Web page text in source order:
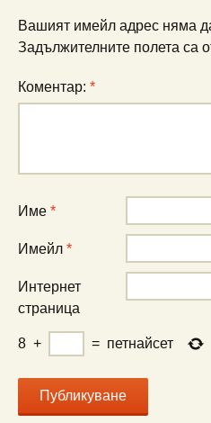
Вашият имейл адрес няма
Задължителните полета са
Коментар: *
Име *
Имейл *
Интернет
страница
8 + = петнайсет